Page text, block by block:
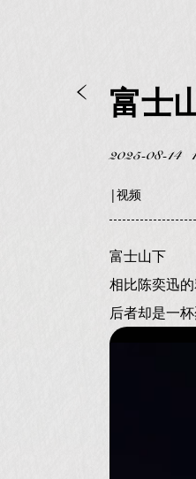
富士
2025-08-14
|视频
富士山下
相比陈奕迅
后者却是一